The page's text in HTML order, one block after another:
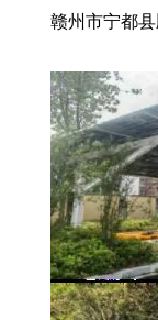
赣州市宁都